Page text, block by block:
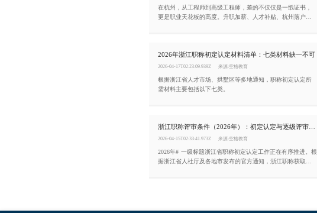
在杭州，从工程师到高级工程师，差的不仅仅是一纸证书，
更是职业天花板的高度。升职加薪、人才补贴、杭州落户加
2026年浙江职称初定认定材料清单：七类材料缺一不可
2026-04-17T02:23:09.939Z 来源:空格教育
根据浙江省人才市场、拱墅区等多地通知，职称初定认定所
需材料主要包括以下七类。
浙江职称评审条件（2026年）：初定认定与逐级评审并行
2026-04-15T02:33:41.973Z 来源:空格教育
2026年# 一级标题浙江省职称初定认定工作正在有序推进。根
据浙江省人社厅及各地市发布的官方通知，浙江职称获取分